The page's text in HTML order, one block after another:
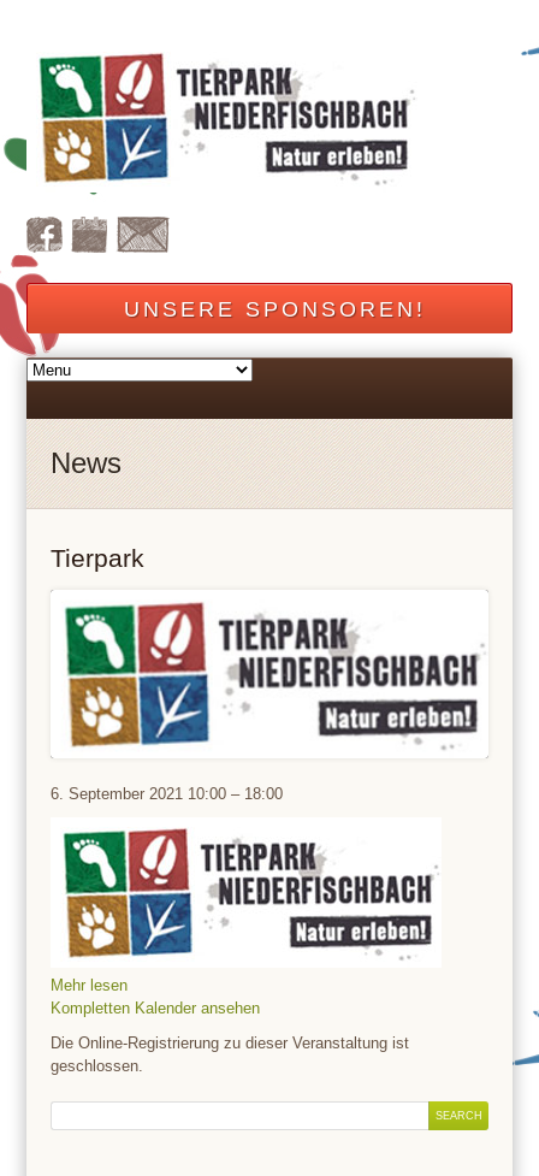
UNSERE SPONSOREN!
News
Tierpark
Tierpark
6. September 2021 10:00 – 18:00
Mehr lesen
Kompletten Kalender ansehen
Die Online-Registrierung zu dieser Veranstaltung ist
geschlossen.